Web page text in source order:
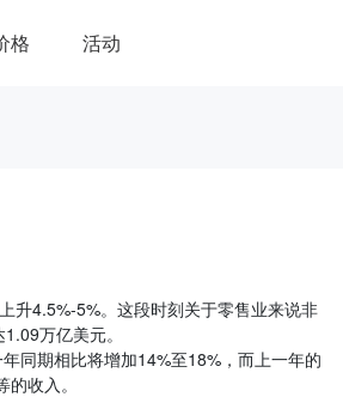
格 活动
升4.5%-5%。这段时刻关于零售业来说非
万亿美元。
同期相比将增加14%至18%，而上一年的
收入。